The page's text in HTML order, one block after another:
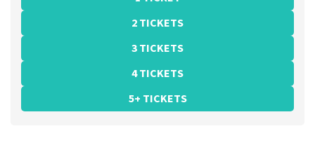
2 TICKETS
3 TICKETS
4 TICKETS
5+ TICKETS